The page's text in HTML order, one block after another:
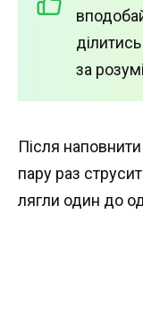
за
Після
пару раз
лягли один до